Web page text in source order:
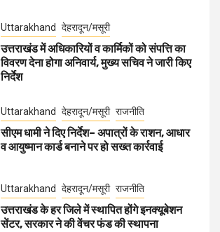
Uttarakhand देहरादून/मसूरी
उत्तराखंड में अधिकारियों व कार्मिकों को संपत्ति का
विवरण देना होगा अनिवार्य, मुख्य सचिव ने जारी किए
निर्देश
Uttarakhand देहरादून/मसूरी राजनीति
सीएम धामी ने दिए निर्देश– अपात्रों के राशन, आधार
व आयुष्मान कार्ड बनाने पर हो सख्त कार्रवाई
Uttarakhand देहरादून/मसूरी राजनीति
उत्तराखंड के हर जिले में स्थापित होंगे इनक्यूबेशन
सेंटर, सरकार ने की वेंचर फंड की स्थापना